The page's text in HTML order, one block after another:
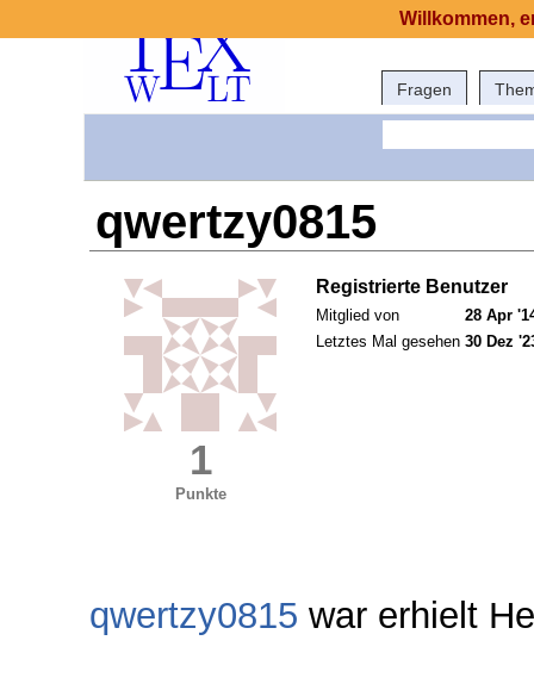
Fragen
qwertzy0815
1
Punkte
Registrierte Benutzer
Mitglied von
28 Apr
Letztes Mal gesehen 30 Dez
qwertzy0815 war erhielt
Willkommen,